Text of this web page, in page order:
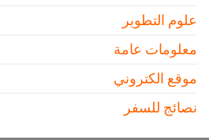
علوم التطوير
معلومات عامة
موقع الكتروني
نصائج للسفر